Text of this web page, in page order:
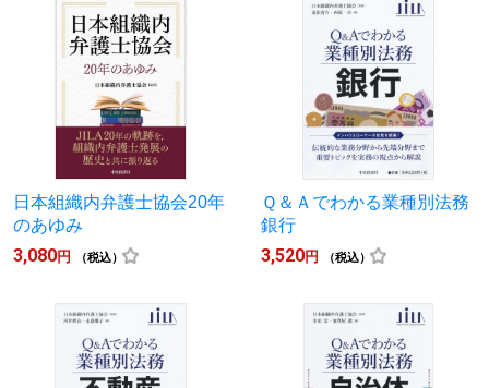
日本組織内弁護士協会20年
のあゆみ
3,080円 （税込）
Ｑ＆Ａでわかる業種別法務
銀行
3,520円 （税込）